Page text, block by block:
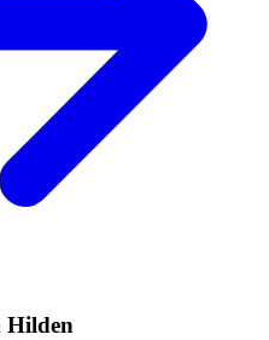
Hilden